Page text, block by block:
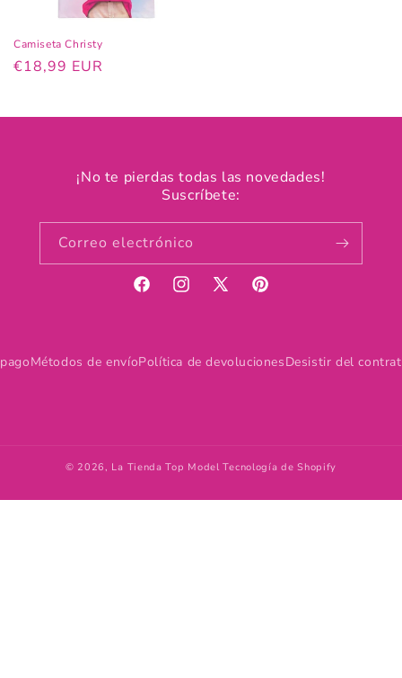
Camiseta Christy
Precio
€18,99 EUR
Métodos de envíoPolítica de devolucionesDesistir del
¡No te pierdas todas las novedades!
Suscríbete:
Correo electrónico
FacebookInstagram
X
Pinterest
© 2026, La Tienda Top Model Tecnología de Shopify